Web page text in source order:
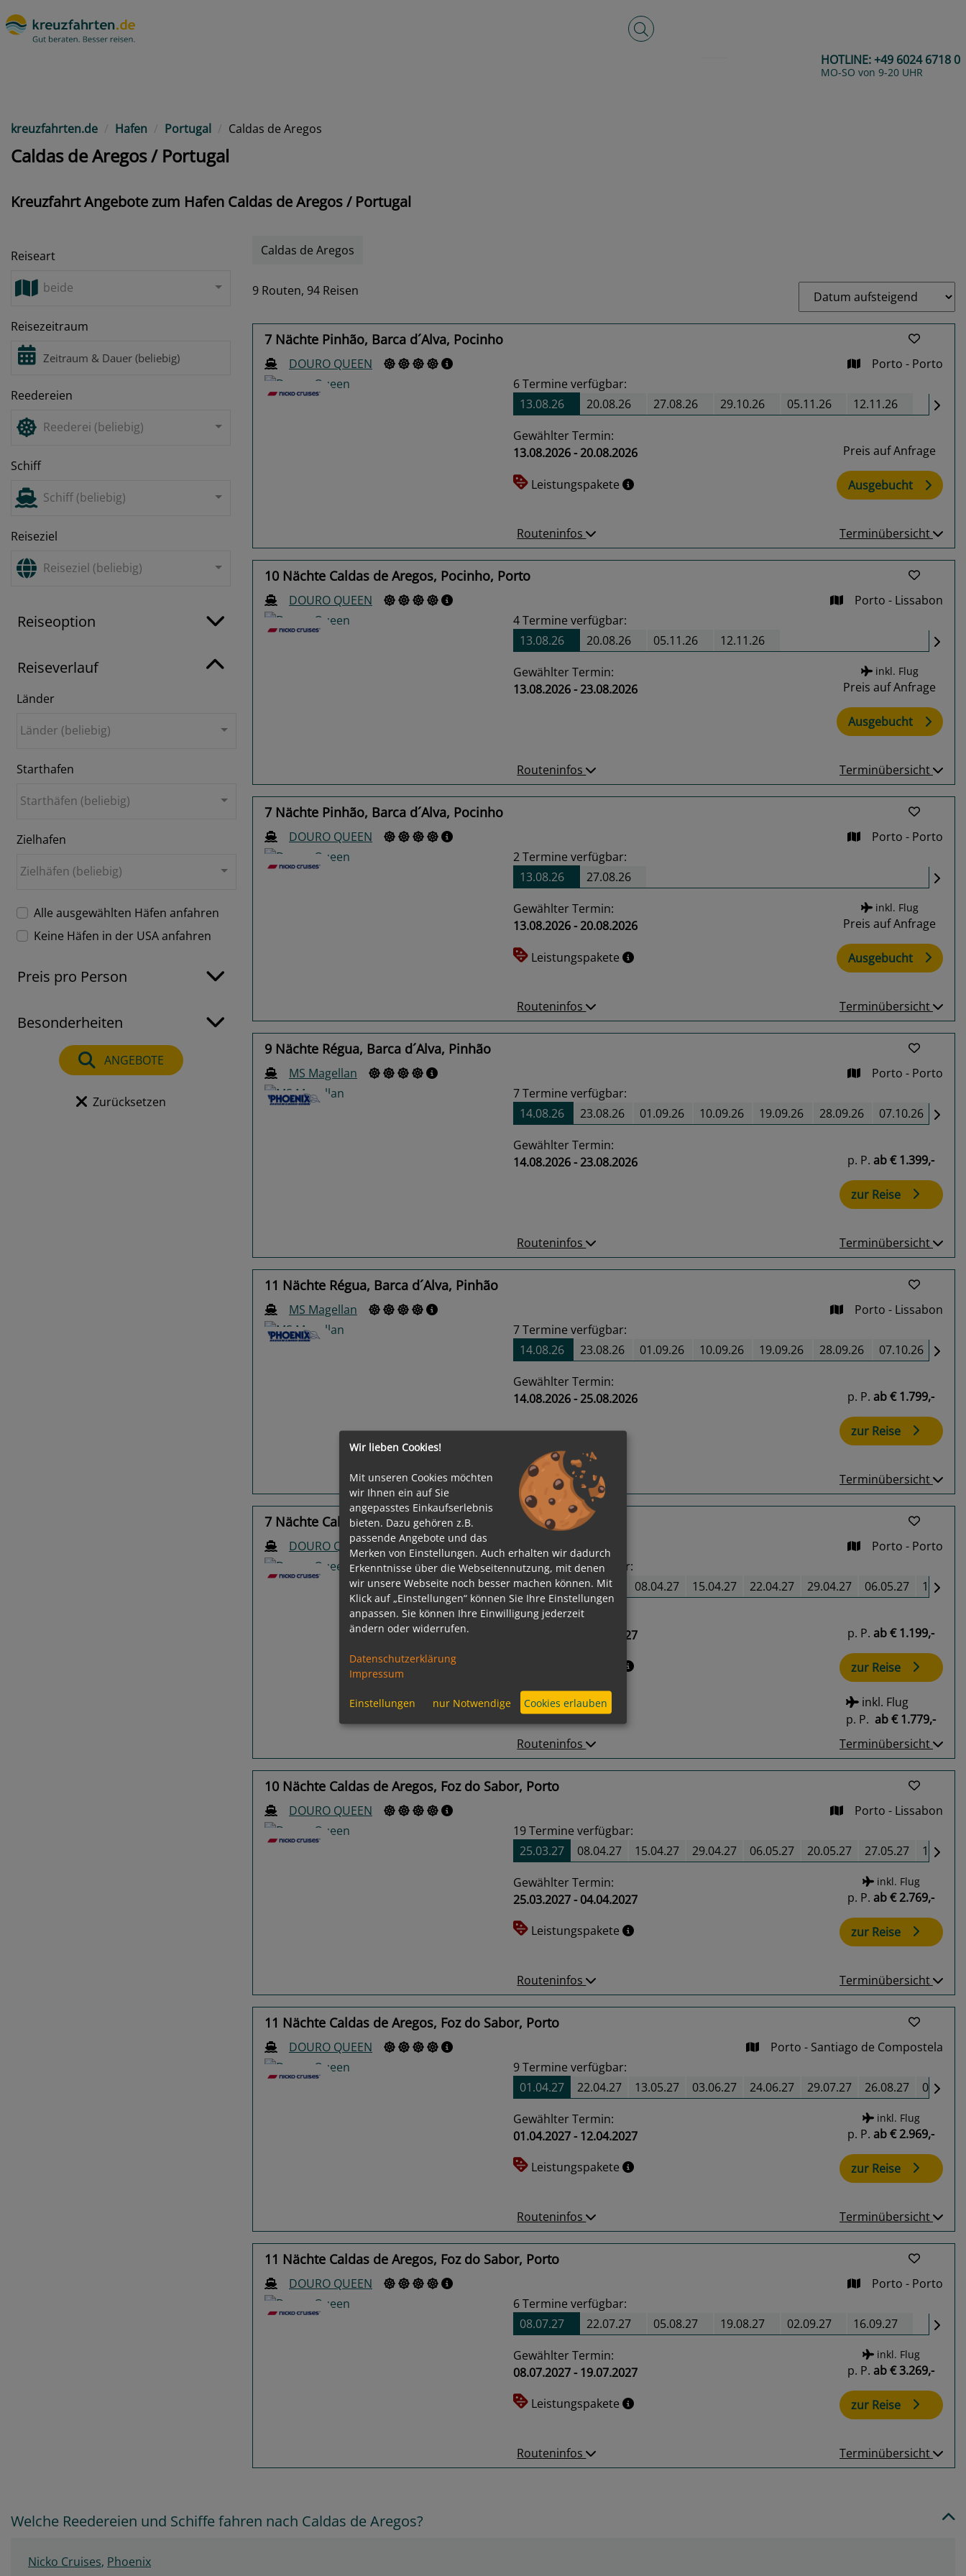
Volltextsuche
HOTLINE:+49 6024 6718 0
MO-SO von 9-20 UHR
kreuzfahrten.de Hafen Portugal Caldas de Aregos
Caldas de Aregos / Portugal
Kreuzfahrt Angebote zum Hafen Caldas de Aregos / Portugal
Reiseart
beide
Reisezeitraum
Reedereien
Reederei (beliebig)
Schiff
Schiff (beliebig)
Reiseziel
Reiseziel (beliebig)
Reiseoption
Reiseverlauf
Länder
Länder (beliebig)
Starthafen
Starthäfen (beliebig)
Zielhafen
Zielhäfen (beliebig)
Alle ausgewählten Häfen anfahren
Keine Häfen in der USA anfahren
Preis pro Person
Besonderheiten
ANGEBOTE
Zurücksetzen
Caldas de Aregos
9 Routen, 94 Reisen
7 Nächte Pinhão, Barca d´Alva, Pocinho
DOURO QUEEN Porto - Porto
6Termine verfügbar:
13.08.26
20.08.26 27.08.26 29.10.26 05.11.26 12.11.26
Gewählter Termin:
13.08.2026 - 20.08.2026
Leistungspakete
Preis auf Anfrage
Ausgebucht
Routeninfos Terminübersicht
10 Nächte Caldas de Aregos, Pocinho, Porto
DOURO QUEEN Porto - Lissabon
4Termine verfügbar:
13.08.26
20.08.26 05.11.26 12.11.26
Gewählter Termin:
13.08.2026 - 23.08.2026
inkl. Flug
Preis auf Anfrage
Ausgebucht
Routeninfos Terminübersicht
7 Nächte Pinhão, Barca d´Alva, Pocinho
DOURO QUEEN Porto - Porto
2Termine verfügbar:
13.08.26
27.08.26
Gewählter Termin:
13.08.2026 - 20.08.2026
Leistungspakete
inkl. Flug
Preis auf Anfrage
Ausgebucht
Routeninfos Terminübersicht
9 Nächte Régua, Barca d´Alva, Pinhão
MS Magellan Porto - Porto
7Termine verfügbar:
14.08.26
23.08.26 01.09.26 10.09.26 19.09.26 28.09.26 07.10.26
Gewählter Termin:
14.08.2026 - 23.08.2026
p. P. ab€ 1.399,-
zur Reise
Routeninfos Terminübersicht
11 Nächte Régua, Barca d´Alva, Pinhão
MS Magellan Porto - Lissabon
7Termine verfügbar:
14.08.26
23.08.26 01.09.26 10.09.26 19.09.26 28.09.26 07.10.26
Gewählter Termin:
14.08.2026 - 25.08.2026
p. P. ab€ 1.799,-
zur Reise
Routeninfos Terminübersicht
7 Nächte Caldas de Aregos, Barca d´Alva, Régua
DOURO QUEEN Porto - Porto
34Termine verfügbar:
25.03.27
01.04.27 08.04.27 15.04.27 22.04.27 29.04.27 06.05.27
Gewählter Termin:
25.03.2027 - 01.04.2027
p. P. ab€ 1.199,-
zur Reise
inkl. Flug
p. P. ab€ 1.779,-
Routeninfos
Terminübersicht
10 Nächte Caldas de Aregos, Foz do Sabor, Porto
DOURO QUEEN Porto - Lissabon
19Termine verfügbar:
25.03.27
08.04.27 15.04.27 29.04.27 06.05.27 20.05.27 27.05.27
Gewählter Termin:
25.03.2027 - 04.04.2027
Leistungspakete
inkl. Flug
p. P. ab€ 2.769,-
zur Reise
Routeninfos Terminübersicht
11 Nächte Caldas de Aregos, Foz do Sabor, Porto
DOURO QUEEN Porto - Santiago de Compostela
9Termine verfügbar:
01.04.27
22.04.27 13.05.27 03.06.27 24.06.27 29.07.27 26.08.27
Gewählter Termin:
01.04.2027 - 12.04.2027
Leistungspakete
inkl. Flug
p. P. ab€ 2.969,-
zur Reise
Routeninfos Terminübersicht
11 Nächte Caldas de Aregos, Foz do Sabor, Porto
DOURO QUEEN Porto - Porto
6Termine verfügbar:
08.07.27
22.07.27 05.08.27 19.08.27 02.09.27 16.09.27
Gewählter Termin:
08.07.2027 - 19.07.2027
Leistungspakete
inkl. Flug
p. P. ab€ 3.269,-
zur Reise
Routeninfos Terminübersicht
Welche Reedereien und Schiffe fahren nach Caldas de Aregos?
Nicko Cruises, Phoenix
Wir lieben Cookies!
Mit unseren Cookies möchten
wir Ihnen ein auf Sie
angepasstes Einkaufserlebnis
bieten. Dazu gehören z.B.
passende Angebote und das
Merken von Einstellungen. Auch erhalten wir dadurch
Erkenntnisse über die Webseitennutzung, mit denen
wir unsere Webseite noch besser machen können. Mit
Klick auf „Einstellungen“ können Sie Ihre Einstellungen
anpassen. Sie können Ihre Einwilligung jederzeit
ändern oder widerrufen.
Datenschutzerklärung
Impressum
Einstellungen nur Notwendige Cookies erlauben